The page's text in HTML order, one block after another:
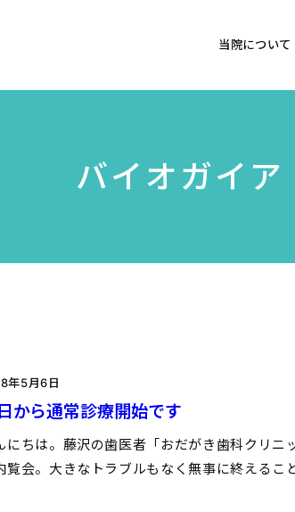
当院について
バイオガイア
年5月6日
から通常診療開始です
にちは。藤沢の歯医者「おだがき歯科クリ
覧会。大きなトラブルもなく無事に終える